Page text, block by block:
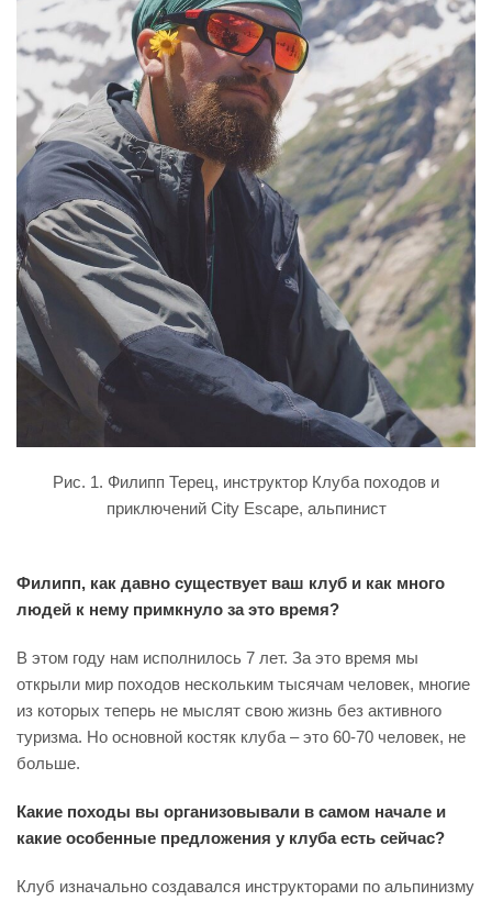
Рис. 1. Филипп Терец, инструктор Клуба походов и
приключений City Escape, альпинист
Филипп, как давно существует ваш клуб и как много
людей к нему примкнуло за это время?
В этом году нам исполнилось 7 лет. За это время мы
открыли мир походов нескольким тысячам человек, многие
из которых теперь не мыслят свою жизнь без активного
туризма. Но основной костяк клуба – это 60-70 человек, не
больше.
Какие походы вы организовывали в самом начале и
какие особенные предложения у клуба есть сейчас?
Клуб изначально создавался инструкторами по альпинизму